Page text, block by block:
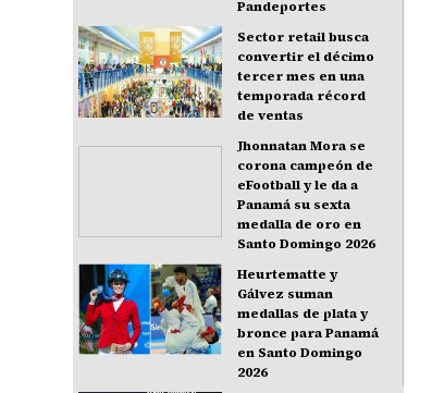
Pandeportes
Sector retail busca
convertir el décimo
tercer mes en una
temporada récord
de ventas
Jhonnatan Mora se
corona campeón de
eFootball y le da a
Panamá su sexta
medalla de oro en
Santo Domingo 2026
Heurtematte y
Gálvez suman
medallas de plata y
bronce para Panamá
en Santo Domingo
2026